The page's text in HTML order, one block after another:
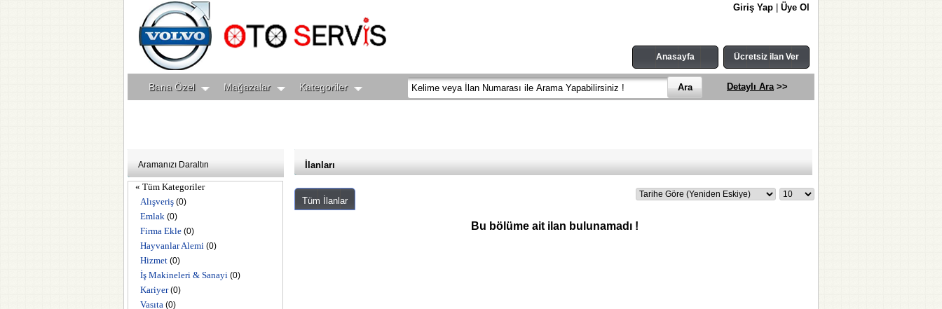
Ücretsiz ilan Ver
Anasayfa
Giriş Yap Üye Ol
Detaylı Ara>>
Bana Özel Mağazalar Kategoriler
Aramanızı Daraltın
« Tüm Kategoriler
Alışveriş (0)
Emlak (0)
Firma Ekle (0)
Hayvanlar Alemi (0)
Hizmet (0)
İş Makineleri & Sanayi (0)
Kariyer(0)
Vasıta (0)
İlanları
Tüm İlanlar
Bu bölüme ait ilan bulunamadı !